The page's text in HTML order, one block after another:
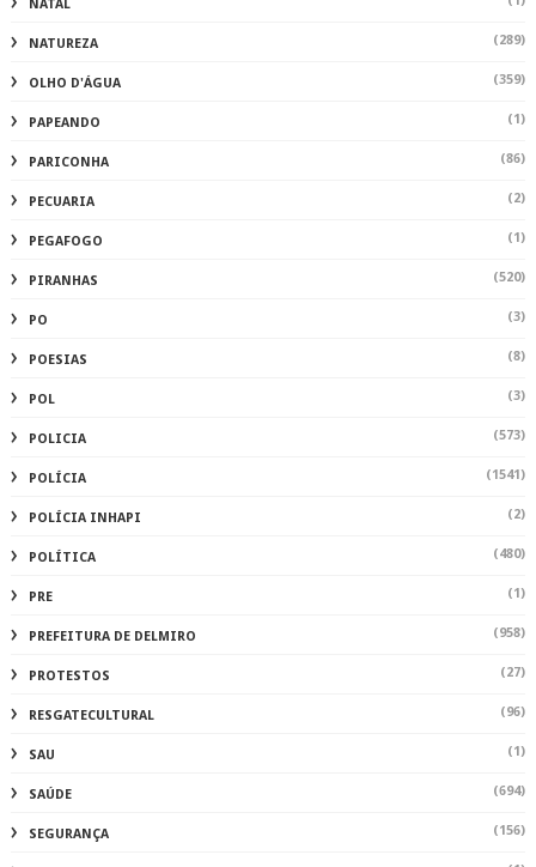
NATAL
NATUREZA (289)
OLHO D'ÁGUA (359)
PAPEANDO (1)
PARICONHA (86)
PECUARIA (2)
PEGAFOGO (1)
PIRANHAS (520)
PO (3)
POESIAS (8)
POL (3)
POLICIA (573)
POLÍCIA (1541)
POLÍCIA INHAPI (2)
POLÍTICA (480)
PRE (1)
PREFEITURA DE DELMIRO (958)
PROTESTOS (27)
RESGATECULTURAL (96)
SAU (1)
SAÚDE (694)
SEGURANÇA (156)